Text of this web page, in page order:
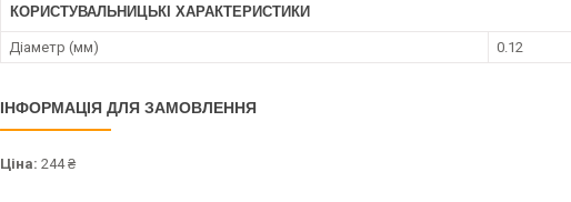
КОРИСТУВАЛЬНИЦЬКІ ХАРАКТЕРИСТИКИ
Діаметр (мм) 0.12
ІНФОРМАЦІЯ ДЛЯ ЗАМОВЛЕННЯ
Ціна: 244 ₴